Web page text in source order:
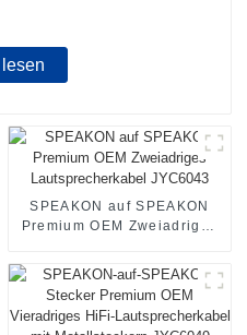
SPEAKON auf SPEAKON
Premium OEM Zweiadriges